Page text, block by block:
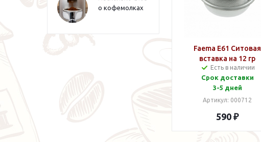
о кофемолках
Faema E61 Ситовая
вставка на 12 гр
Есть в наличии
Срок доставки
3-5 дней
Артикул: 000712
590 ₽